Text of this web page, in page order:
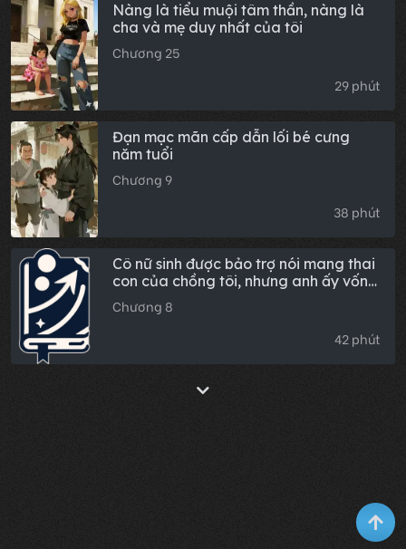
Nàng là tiểu muội tâm thần, nàng là
cha và mẹ duy nhất của tôi
Chương 25
29 phút
Đạn mạc mãn cấp dẫn lối bé cưng
năm tuổi
Chương 9
38 phút
Cô nữ sinh được bảo trợ nói mang thai
con của chồng tôi, nhưng anh ấy vốn
vô sinh
Chương 8
42 phút